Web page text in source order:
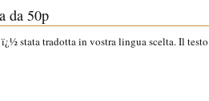
da 50p
ï¿½ stata tradotta in vostra lingua scelta. Il